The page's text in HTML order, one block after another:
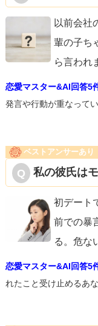
以前会社
輩の子ち
ら言われ
恋愛マスター&AI回答5
発言や行動が重なって
ベストアンサーあり
私の彼氏は
初デート
前での暴
る。危な
恋愛マスター&AI回答5
れたこと受け止めるあ